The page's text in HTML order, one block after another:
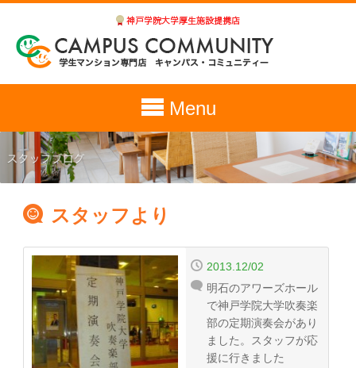
Menu
スタッフより
明石のアワーズホール
で神戸学院大学吹奏楽
部の定期演奏会があり
ました。スタッフが応
援に行きました
2013.12/02